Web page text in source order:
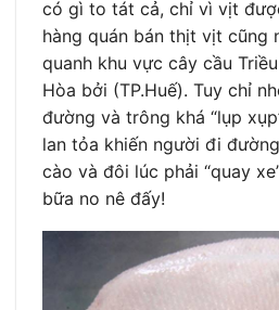
có gì to tát cả, chỉ vì vịt
hàng quán bán thịt vịt cũng
quanh khu vực cây cầu
Hòa bởi (TP.Huế). Tuy chỉ
đường và trông khá “lụp
lan tỏa khiến người đi
cào và đôi lúc phải “quay
bữa no nê đấy!